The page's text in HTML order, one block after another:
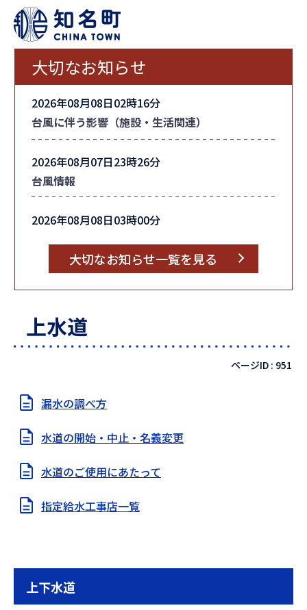
大切なお知らせ
2026年08月08日02時16分
台風に伴う影響（施設・生活関連）
2026年08月07日23時26分
台風情報
2026年08月08日03時00分
大切なお知らせ一覧を見る
上水道
ページID : 951
漏水の調べ方
水道の開始・中止・名義変更
水道のご使用にあたって
指定給水工事店一覧
上下水道